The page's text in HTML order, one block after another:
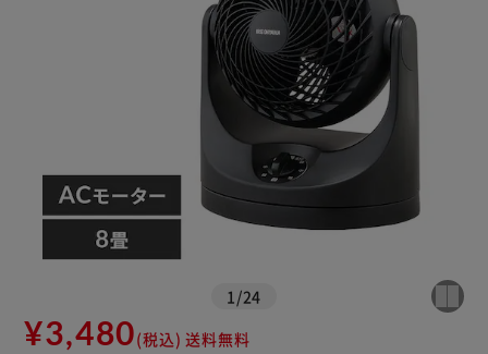
1 /24
¥3,480(税込) 送料無料